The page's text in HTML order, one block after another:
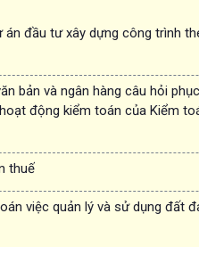
đầu tư xây dựng công trình
bản và ngân hàng câu hỏi
động kiểm toán của Kiểm
thuế
việc quản lý và sử dụng đất